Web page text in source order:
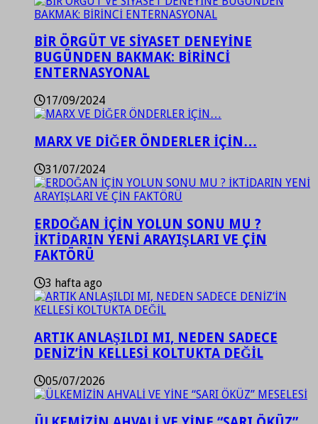
BİR ÖRGÜT VE SİYASET DENEYİNE
BUGÜNDEN BAKMAK: BİRİNCİ
ENTERNASYONAL
17/09/2024
MARX VE DİĞER ÖNDERLER İÇİN…
31/07/2024
ERDOĞAN İÇİN YOLUN SONU MU ?
İKTİDARIN YENİ ARAYIŞLARI VE ÇİN
FAKTÖRÜ
3 hafta ago
ARTIK ANLAŞILDI MI, NEDEN SADECE
DENİZ’İN KELLESİ KOLTUKTA DEĞİL
05/07/2026